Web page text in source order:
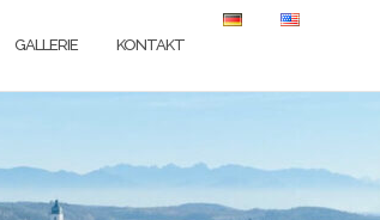
GALLERIE KONTAKT